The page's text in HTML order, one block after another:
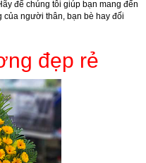
để chúng tôi giúp bạn mang đến
của người thân, bạn bè hay đối
đẹp rẻ